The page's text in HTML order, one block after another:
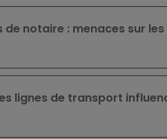
notaire : menaces sur
lignes de transport